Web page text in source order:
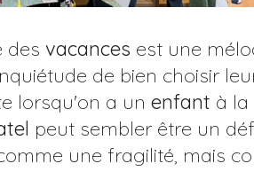
des vacances est une
de bien choisir
lorsqu'on a un enfant à la
peut sembler être un
une fragilité, mais